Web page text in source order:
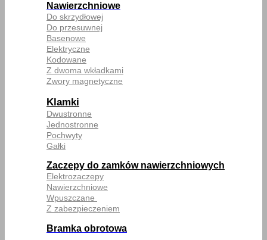
Nawierzchniowe
Do skrzydłowej
Do przesuwnej
Basenowe
Elektryczne
Kodowane
Z dwoma wkładkami
Zwory magnetyczne
Klamki
Dwustronne
Jednostronne
Pochwyty
Gałki
Zaczepy do zamków nawierzchniowych
Elektrozaczepy
Nawierzchniowe
Wpuszczane
Z zabezpieczeniem
Bramka obrotowa